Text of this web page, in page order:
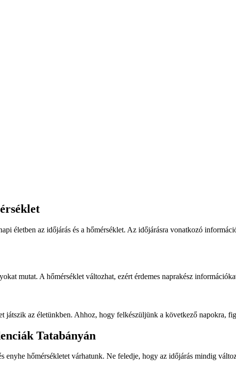
életben az időjárás és a hőmérséklet. Az időjárásra vonatkozó
mutat. A hőmérséklet változhat, ezért érdemes naprakész
játszik az életünkben. Ahhoz, hogy felkészüljünk a következő napokra,
Tatabányán
enyhe hőmérsékletet várhatunk. Ne feledje, hogy az időjárás mindig